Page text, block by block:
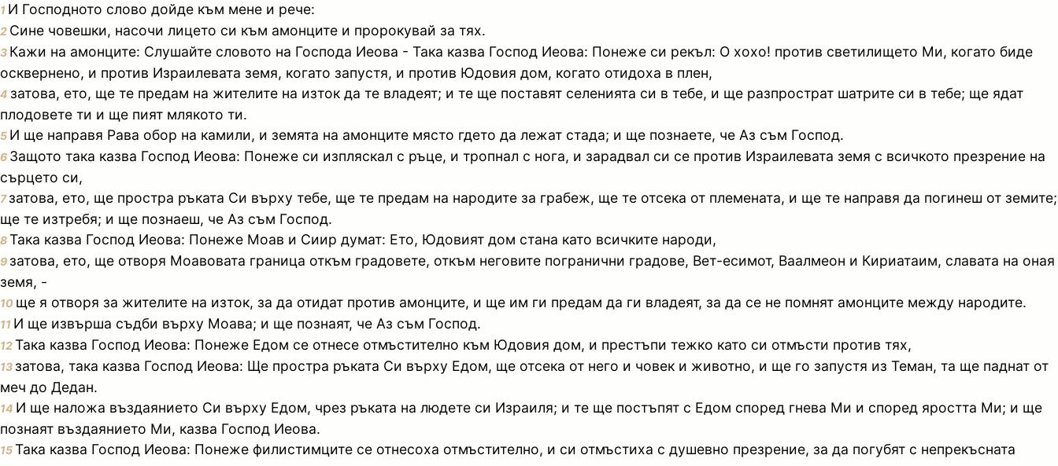
1 И Господното слово дойде към мене и рече:
2 Сине човешки, насочи лицето си към амонците и пророкувай за тях.
3 Кажи на амонците: Слушайте словото на Господа Иеова - Така казва Господ Иеова: Понеже си рекъл: О хохо! против светилището Ми, когато биде
осквернено, и против Израилевата земя, когато запустя, и против Юдовия дом, когато отидоха в плен,
4 затова, ето, ще те предам на жителите на изток да те владеят; и те ще поставят селенията си в тебе, и ще разпрострат шатрите си в тебе; ще ядат
плодовете ти и ще пият млякото ти.
5 И ще направя Рава обор на камили, и земята на амонците място гдето да лежат стада; и ще познаете, че Аз съм Господ.
6 Защото така казва Господ Иеова: Понеже си изпляскал с ръце, и тропнал с нога, и зарадвал си се против Израилевата земя с всичкото презрение на
сърцето си,
7затова, ето, ще простра ръката Си върху тебе, ще те предам на народите за грабеж, ще те отсека от племената, и ще те направя да погинеш от земите;
ще те изтребя; и ще познаеш, че Аз съм Господ.
8Така казва Господ Иеова: Понеже Моав и Сиир думат: Ето, Юдовият дом стана като всичките народи,
9 затова, ето, ще отворя Моавовата граница откъм градовете, откъм неговите погранични градове, Вет-есимот, Ваалмеон и Кириатаим, славата на оная
земя, -
10 ще я отворя за жителите на изток, за да отидат против амонците, и ще им ги предам да ги владеят, за да се не помнят амонците между народите.
11 И ще извърша съдби върху Моава; и ще познаят, че Аз съм Господ.
12Така казва Господ Иеова: Понеже Едом се отнесе отмъстително към Юдовия дом, и престъпи тежко като си отмъсти против тях,
13 затова, така казва Господ Иеова: Ще простра ръката Си върху Едом, ще отсека от него и човек и животно, и ще го запустя из Теман, та ще паднат от
меч до Дедан.
14 И ще наложа въздаянието Си върху Едом, чрез ръката на людете си Израиля; и те ще постъпят с Едом според гнева Ми и според яростта Ми; и ще
познаят въздаянието Ми, казва Господ Иеова.
15Така казва Господ Иеова: Понеже филистимците се отнесоха отмъстително, и си отмъстиха с душевно презрение, за да погубят с непрекъсната